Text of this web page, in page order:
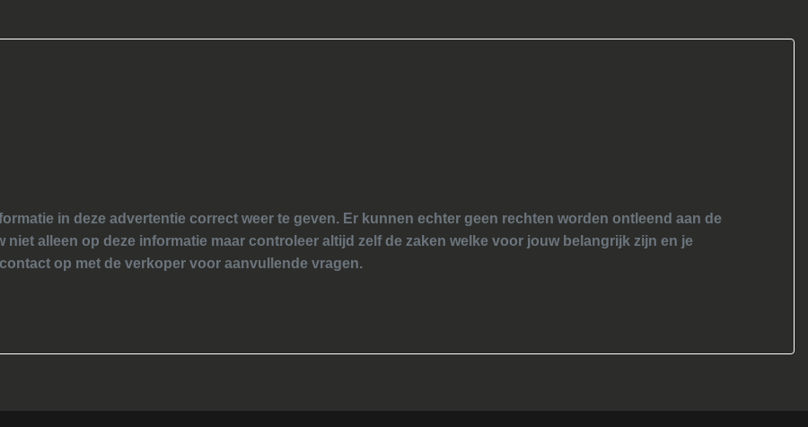
in deze advertentie correct weer te geven. Er kunnen echter geen rechten worden ontleend aan de
alleen op deze informatie maar controleer altijd zelf de zaken welke voor jouw belangrijk zijn en je
op met de verkoper voor aanvullende vragen.